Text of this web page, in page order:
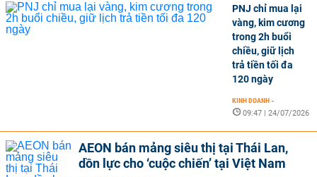
PNJ chỉ mua lại
vàng, kim cương
trong 2h buổi
chiều, giữ lịch
trả tiền tối đa
120 ngày
KINH DOANH -
09:47 | 24/07/2026
AEON bán mảng siêu thị tại Thái Lan,
dồn lực cho ‘cuộc chiến’ tại Việt Nam